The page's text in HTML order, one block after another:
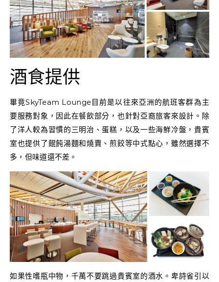
酒食提供
畢竟SkyTeam Lounge目前是以往來亞洲的航班客群為主
要服務對象，因此在餐飲部分，也針對亞裔旅客來設計。除
了洋人較為習慣的三明治、蛋糕，以及一些海鮮冷盤，貴賓
室也提供了餛飩湯麵和燒賣、煎餃等中式點心，雖然選擇不
多，但味道還不差。
如果性嗜瓶中物，千萬不要跳過貴賓室的酒水。卑詩省引以